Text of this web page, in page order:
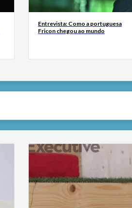
Entrevista: Como a portuguesa
Fricon chegou ao mundo